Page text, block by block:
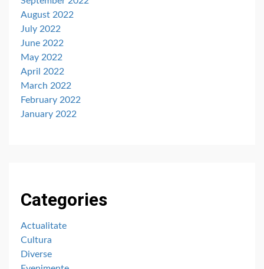
August 2022
July 2022
June 2022
May 2022
April 2022
March 2022
February 2022
January 2022
Categories
Actualitate
Cultura
Diverse